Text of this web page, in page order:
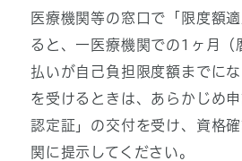
医療機関等の窓口で「限度額
ると、一医療機関での1ヶ月（
払いが自己負担限度額までに
を受けるときは、あらかじめ
認定証」の交付を受け、資格
関に提示してください。